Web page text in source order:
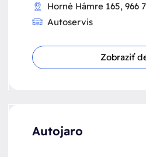
Horné Hámre 165, 966
Autoservis
Zobraziť
Autojaro